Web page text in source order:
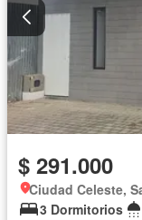
$ 291.000
Ciudad Celeste,
3 Dormitorios